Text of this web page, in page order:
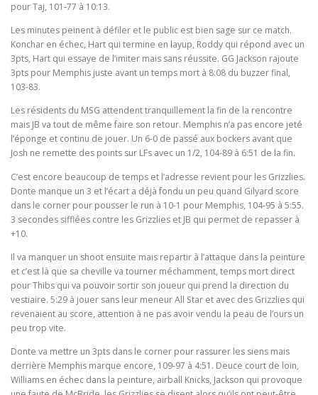
pour Taj, 101-77 à 10:13.
Les minutes peinent à défiler et le public est bien sage sur ce match.
Konchar en échec, Hart qui termine en layup, Roddy qui répond avec un
3pts, Hart qui essaye de l’imiter mais sans réussite. GG Jackson rajoute
3pts pour Memphis juste avant un temps mort à 8:08 du buzzer final,
103-83.
Les résidents du MSG attendent tranquillement la fin de la rencontre
mais JB va tout de même faire son retour. Memphis n’a pas encore jeté
l’éponge et continu de jouer. Un 6-0 de passé aux bockers avant que
Josh ne remette des points sur LFs avec un 1/2, 104-89 à 6:51 de la fin.
C’est encore beaucoup de temps et l’adresse revient pour les Grizzlies.
Donte manque un 3 et l’écart a déjà fondu un peu quand Gilyard score
dans le corner pour pousser le run à 10-1 pour Memphis, 104-95 à 5:55.
3 secondes sifflées contre les Grizzlies et JB qui permet de repasser à
+10.
Il va manquer un shoot ensuite mais repartir à l’attaque dans la peinture
et c’est là que sa cheville va tourner méchamment, temps mort direct
pour Thibs qui va pouvoir sortir son joueur qui prend la direction du
vestiaire. 5:29 à jouer sans leur meneur All Star et avec des Grizzlies qui
revenaient au score, attention à ne pas avoir vendu la peau de l’ours un
peu trop vite.
Donte va mettre un 3pts dans le corner pour rassurer les siens mais
derrière Memphis marque encore, 109-97 à 4:51. Deuce court de loin,
Williams en échec dans la peinture, airball Knicks, Jackson qui provoque